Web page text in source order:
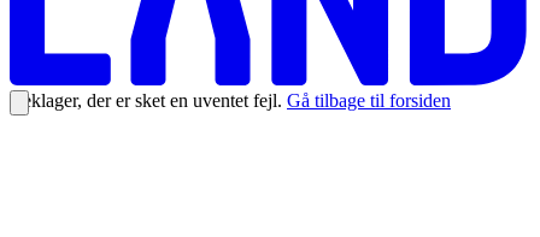
Beklager, der er sket en uventet fejl. Gå tilbage til forsiden